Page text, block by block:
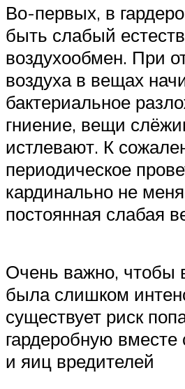
Во-первых, в
быть слабый
воздухообмен. При
воздуха в вещах
бактериальное
гниение, вещи
истлевают. К
периодическое
кардинально не
постоянная слабая
Очень важно, чтобы
была слишком
существует риск
гардеробную
и яиц вредителей